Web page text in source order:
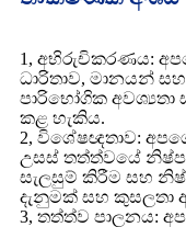
1, අභිරුචිකරණය:
ධාරිතාව, මානයන්
පාරිභෝගික අවශ්‍යතා
කළ හැකිය.
2, විශේෂඥතාව:
උසස් තත්ත්වයේ
සැලසුම් කිරීම සහ
දැනුමක් සහ කුසලතා
3, තත්ත්ව පාලනය: